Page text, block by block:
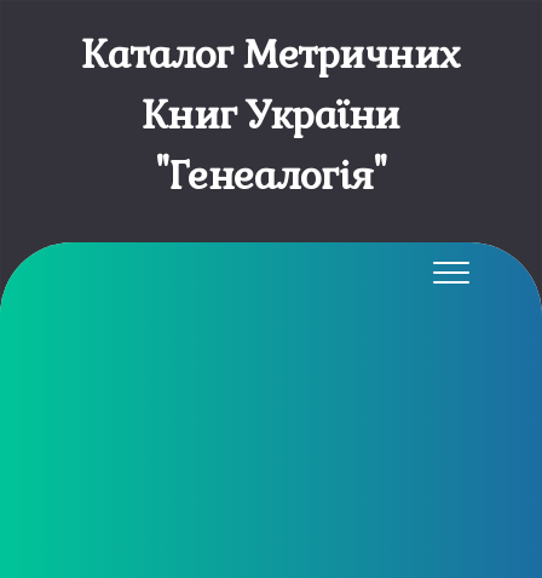
Каталог Метричних
Книг України
"Генеалогія"